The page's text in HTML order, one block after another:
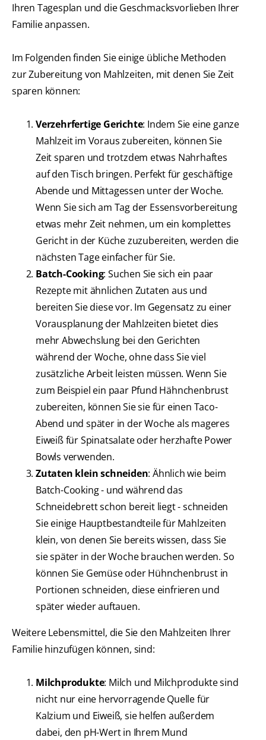
Ihren Tagesplan und die Geschmacksvorlieben Ihrer
Familie anpassen.
Im Folgenden finden Sie einige übliche Methoden
zur Zubereitung von Mahlzeiten, mit denen Sie Zeit
sparen können:
Verzehrfertige Gerichte: Indem Sie eine ganze
Mahlzeit im Voraus zubereiten, können Sie
Zeit sparen und trotzdem etwas Nahrhaftes
auf den Tisch bringen. Perfekt für geschäftige
Abende und Mittagessen unter der Woche.
Wenn Sie sich am Tag der Essensvorbereitung
etwas mehr Zeit nehmen, um ein komplettes
Gericht in der Küche zuzubereiten, werden die
nächsten Tage einfacher für Sie.
Batch-Cooking: Suchen Sie sich ein paar
Rezepte mit ähnlichen Zutaten aus und
bereiten Sie diese vor. Im Gegensatz zu einer
Vorausplanung der Mahlzeiten bietet dies
mehr Abwechslung bei den Gerichten
während der Woche, ohne dass Sie viel
zusätzliche Arbeit leisten müssen. Wenn Sie
zum Beispiel ein paar Pfund Hähnchenbrust
zubereiten, können Sie sie für einen Taco-
Abend und später in der Woche als mageres
Eiweiß für Spinatsalate oder herzhafte Power
Bowls verwenden.
Zutaten klein schneiden: Ähnlich wie beim
Batch-Cooking - und während das
Schneidebrett schon bereit liegt - schneiden
Sie einige Hauptbestandteile für Mahlzeiten
klein, von denen Sie bereits wissen, dass Sie
sie später in der Woche brauchen werden. So
können Sie Gemüse oder Hühnchenbrust in
Portionen schneiden, diese einfrieren und
später wieder auftauen.
Weitere Lebensmittel, die Sie den Mahlzeiten Ihrer
Familie hinzufügen können, sind:
Milchprodukte: Milch und Milchprodukte sind
nicht nur eine hervorragende Quelle für
Kalzium und Eiweiß, sie helfen außerdem
dabei, den pH-Wert in Ihrem Mund